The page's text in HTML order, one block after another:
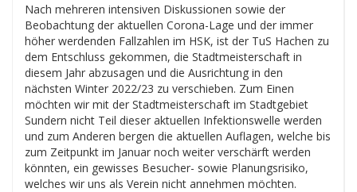
Nach mehreren intensiven Diskussionen sowie der
Beobachtung der aktuellen Corona-Lage und der immer
höher werdenden Fallzahlen im HSK, ist der TuS Hachen zu
dem Entschluss gekommen, die Stadtmeisterschaft in
diesem Jahr abzusagen und die Ausrichtung in den
nächsten Winter 2022/23 zu verschieben. Zum Einen
möchten wir mit der Stadtmeisterschaft im Stadtgebiet
Sundern nicht Teil dieser aktuellen Infektionswelle werden
und zum Anderen bergen die aktuellen Auflagen, welche bis
zum Zeitpunkt im Januar noch weiter verschärft werden
könnten, ein gewisses Besucher- sowie Planungsrisiko,
welches wir uns als Verein nicht annehmen möchten.